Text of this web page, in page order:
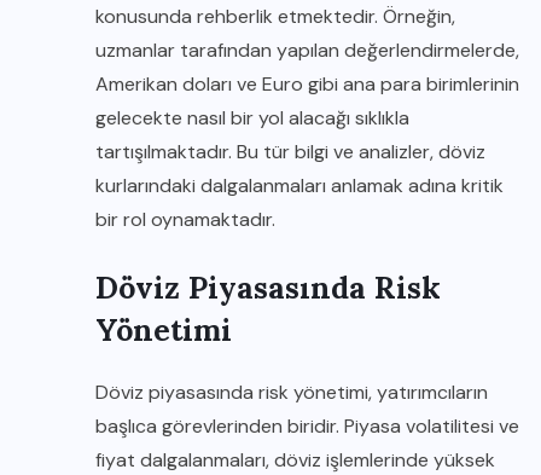
konusunda rehberlik etmektedir. Örneğin,
uzmanlar tarafından yapılan değerlendirmelerde,
Amerikan doları ve Euro gibi ana para birimlerinin
gelecekte nasıl bir yol alacağı sıklıkla
tartışılmaktadır. Bu tür bilgi ve analizler, döviz
kurlarındaki dalgalanmaları anlamak adına kritik
bir rol oynamaktadır.
Döviz Piyasasında Risk
Yönetimi
Döviz piyasasında risk yönetimi, yatırımcıların
başlıca görevlerinden biridir. Piyasa volatilitesi ve
fiyat dalgalanmaları, döviz işlemlerinde yüksek